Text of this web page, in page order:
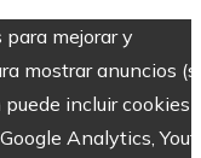
mejorar y
mostrar anuncios
incluir cookies
Analytics,